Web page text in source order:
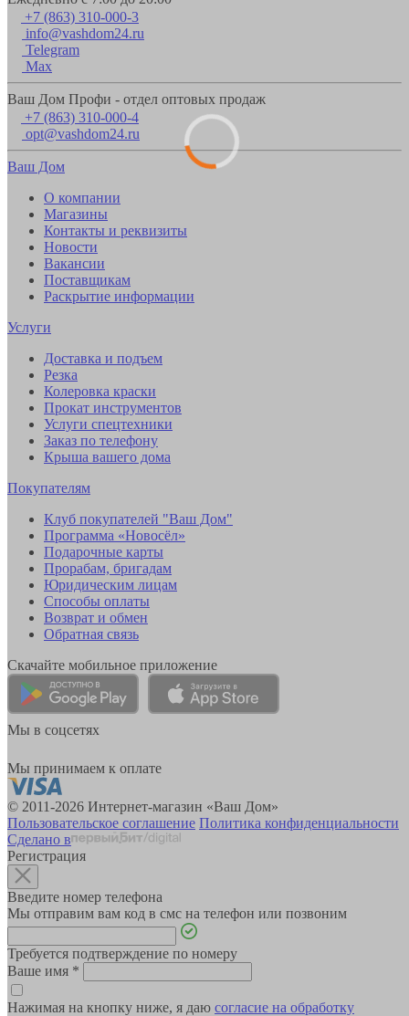
+7 (863) 310-000-3
info@vashdom24.ru
Telegram
Max
Ваш Дом Профи - отдел оптовых продаж
+7 (863) 310-000-4
opt@vashdom24.ru
Ваш Дом
О компании
Магазины
Контакты и реквизиты
Новости
Вакансии
Поставщикам
Раскрытие информации
Услуги
Доставка и подъем
Резка
Колеровка краски
Прокат инструментов
Услуги спецтехники
Заказ по телефону
Крыша вашего дома
Покупателям
Клуб покупателей "Ваш Дом"
Программа «Новосёл»
Подарочные карты
Прорабам, бригадам
Юридическим лицам
Способы оплаты
Возврат и обмен
Обратная связь
Скачайте мобильное приложение
Мы в соцсетях
Мы принимаем к оплате
© 2011-2026 Интернет-магазин «Ваш Дом»
Пользовательское соглашение Политика конфиденциальности
Сделано в
Регистрация
Введите номер телефона
Мы отправим вам код в смс на телефон или позвоним
Требуется подтверждение по номеру
Ваше имя *
Нажимая на кнопку ниже, я даю согласие на обработку